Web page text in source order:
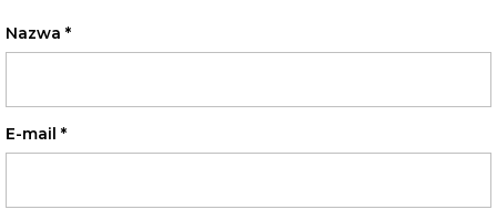
Nazwa *
E-mail *